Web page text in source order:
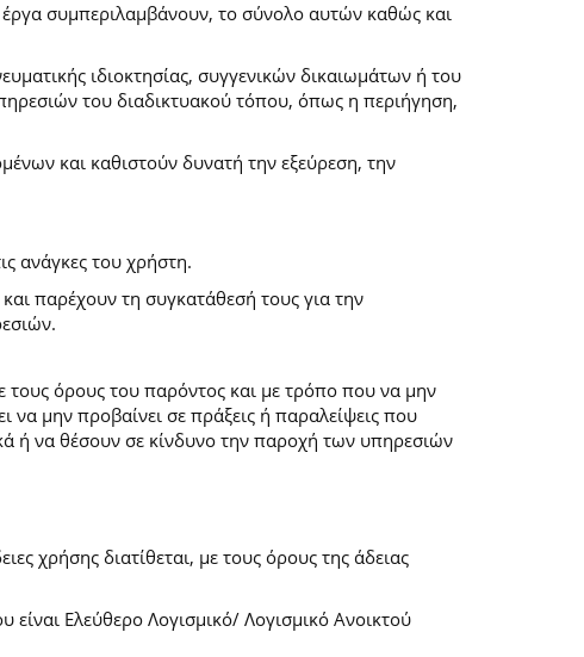
έργα συμπεριλαμβάνουν, το σύνολο αυτών καθώς και
ιδιοκτησίας, συγγενικών δικαιωμάτων ή του
του διαδικτυακού τόπου, όπως η περιήγηση,
και καθιστούν δυνατή την εξεύρεση, την
ανάγκες του χρήστη.
παρέχουν τη συγκατάθεσή τους για την
τους όρους του παρόντος και με τρόπο που να μην
να μην προβαίνει σε πράξεις ή παραλείψεις που
ή να θέσουν σε κίνδυνο την παροχή των υπηρεσιών
χρήσης διατίθεται, με τους όρους της άδειας
είναι Ελεύθερο Λογισμικό/ Λογισμικό Ανοικτού